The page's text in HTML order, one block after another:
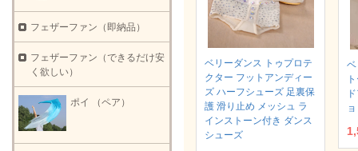
ベリーダンス トゥプロテ
クター フットアンディー
ズ ハーフシューズ 足裏保
護 滑り止め メッシュ ラ
インストーン付き ダンス
シューズ
フェザーファン（即納品）
フェザーファン（できるだけ安
く欲しい）
ポイ （ペア）